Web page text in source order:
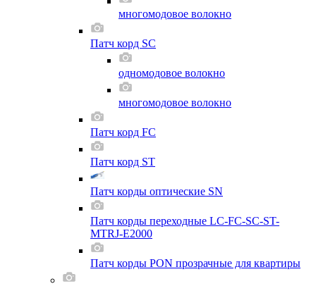
многомодовое волокно
Патч корд SC
одномодовое волокно
многомодовое волокно
Патч корд FC
Патч корд ST
Патч корды оптические SN
Патч корды переходные LC-FC-SC-ST-
MTRJ-E2000
Патч корды PON прозрачные для квартиры